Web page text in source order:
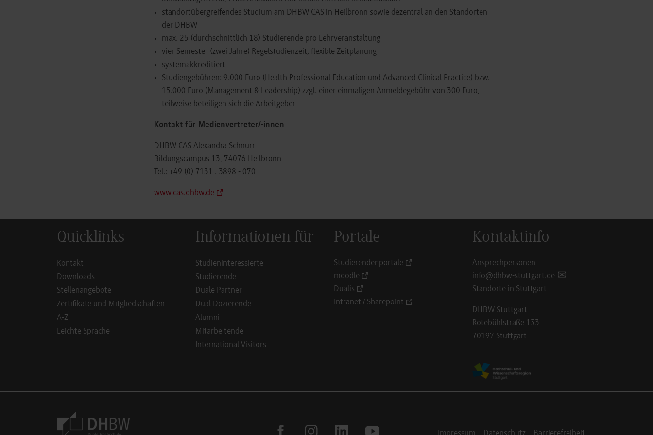
standortübergreifendes Studium am DHBW CAS in Heilbronn sowie dezentral an den Standorten
der DHBW
max. 25 (durchschnittlich 18) Studierende pro Lehrveranstaltung
vier Semester (zwei Jahre) Regelstudienzeit, flexible Zeitplanung
systemakkreditiert
Studiengebühren: 9.000 Euro (Health Professional Education und Advanced Clinical Practice) bzw.
15.000 Euro (Management & Leadership) zzgl. einer einmaligen Anmeldegebühr von 300 Euro,
teilweise beteiligen sich die Arbeitgeber
Kontakt für Medienvertreter/-innen
DHBW CAS Alexandra Schnurr
Bildungscampus 13, 74076 Heilbronn
Tel.: +49 (0) 7131 . 3898 - 070
www.cas.dhbw.de
Quicklinks
Kontakt
Downloads
Stellenangebote
Zertifikate und Mitgliedschaften
A-Z
Leichte Sprache
Informationen für
Studieninteressierte
Studierende
Duale Partner
Dual Dozierende
Alumni
Mitarbeitende
International Visitors
Portale
Studierendenportale
moodle
Dualis
Intranet / Sharepoint
Kontaktinfo
Ansprechpersonen
info@dhbw-stuttgart.de
Standorte in Stuttgart
DHBW Stuttgart
Rotebühlstraße 133
70197 Stuttgart
facebook instagramlinkedin youtube